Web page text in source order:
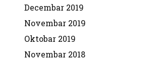
Decembar 2019
Novembar 2019
Oktobar 2019
Novembar 2018